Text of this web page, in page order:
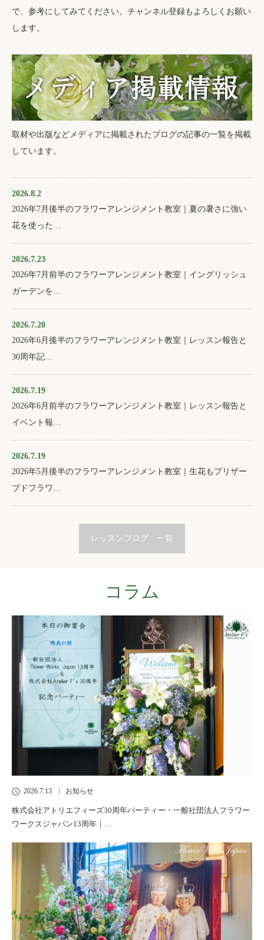
で、参考にしてみてください。チャンネル登録もよろしくお願い
します。
取材や出版などメディアに掲載されたブログの記事の一覧を掲載
しています。
2026.8.2
2026年7月後半のフラワーアレンジメント教室｜夏の暑さに強い
花を使った…
2026.7.23
2026年7月前半のフラワーアレンジメント教室｜イングリッシュ
ガーデンを…
2026.7.20
2026年6月後半のフラワーアレンジメント教室｜レッスン報告と
30周年記…
2026.7.19
2026年6月前半のフラワーアレンジメント教室｜レッスン報告と
イベント報…
2026.7.19
2026年5月後半のフラワーアレンジメント教室｜生花もプリザー
ブドフラワ…
レッスンブログ 一覧
コラム
2026.7.13 お知らせ
株式会社アトリエフィーズ30周年パーティー・一般社団法人フラワー
ワークスジャパン13周年｜…